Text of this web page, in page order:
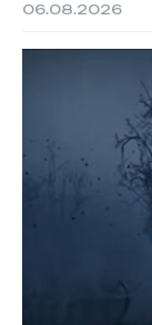
06.08.2026